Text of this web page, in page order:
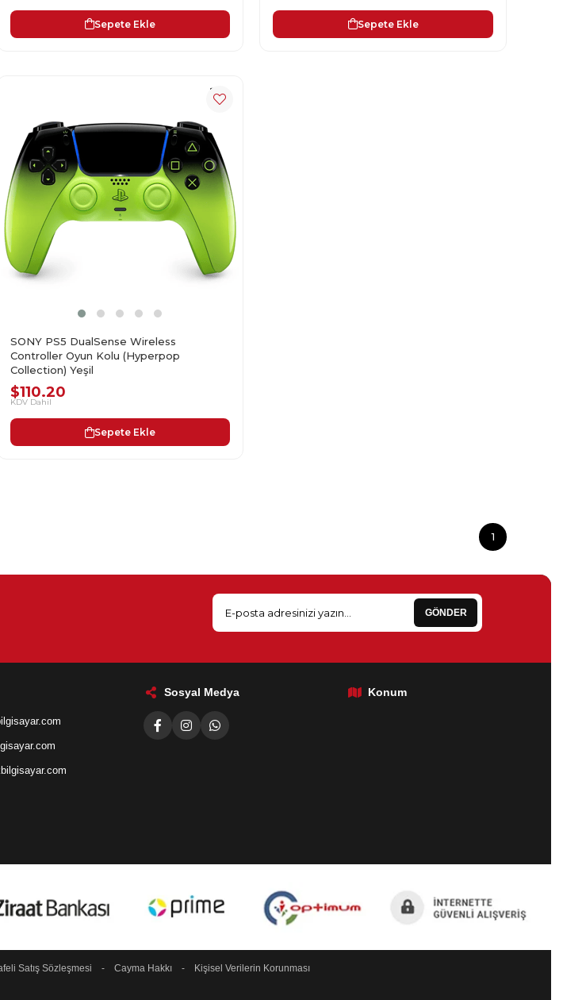
Sepete Ekle Sepete Ekle
SONY PS5 DualSense Wireless
Controller Oyun Kolu (Hyperpop
Collection) Yeşil
$110.20
KDV Dahil
Sepete Ekle
1
GÖNDER
Sosyal Medya Konum
Satış Sözleşmesi - Cayma Hakkı- Kişisel Verilerin Korunması